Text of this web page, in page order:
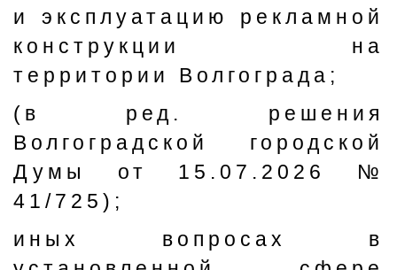
и эксплуатацию рекламной
конструкции на
территории Волгограда;
(в ред. решения
Волгоградской городской
Думы от 15.07.2026 №
41/725);
иных вопросах в